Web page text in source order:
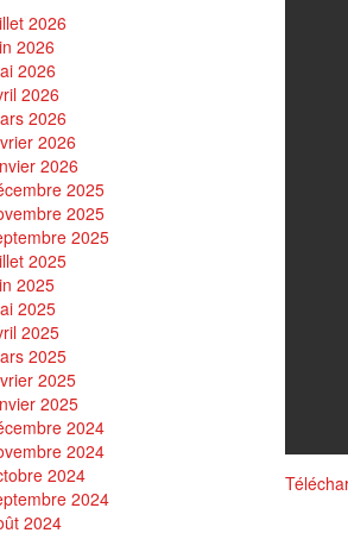
2026
2026
2026
2026
2026
2026
2026
2025
2025
2025
2025
2025
2025
2025
2025
2025
2025
2024
2024
2024
2024
2024